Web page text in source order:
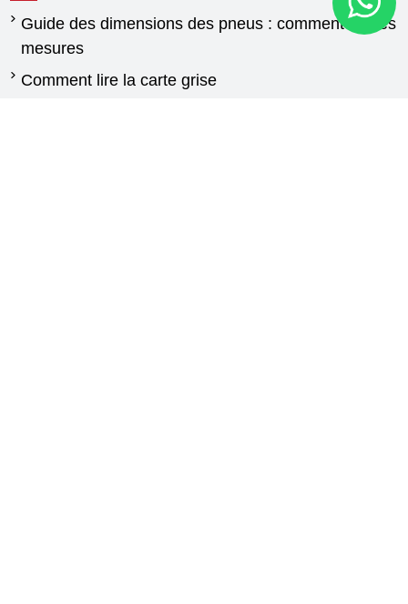
Guide des dimensions des pneus : comment lire les
mesures
Comment lire la carte grise